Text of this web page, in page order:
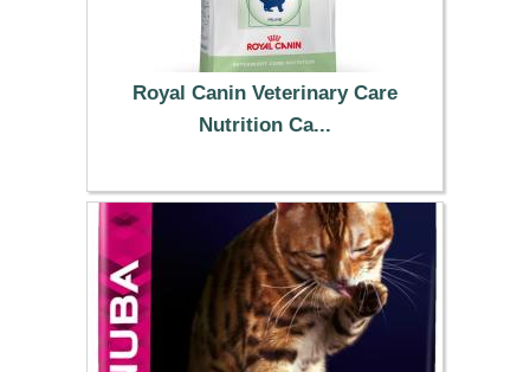
Royal Canin Veterinary Care
Nutrition Ca...
19.99 €